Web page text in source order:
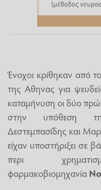
Ένοχοι κρίθηκαν από
της Αθηνας για
καταμήνυση οι δύο
στην υπόθεση
Δεστεμπασίδης και
είχαν υποστήριξει σε
περι
φαρμακοβιομηχανία